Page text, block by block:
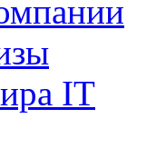
IT